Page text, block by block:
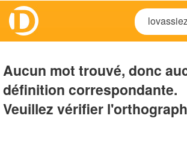
Aucun mot trouvé, donc
définition correspondante.
Veuillez vérifier